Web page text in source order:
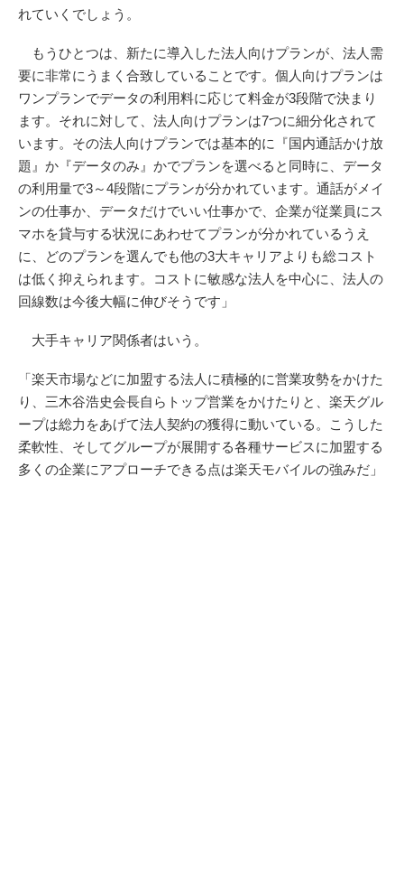
れていくでしょう。
もうひとつは、新たに導入した法人向けプランが、法人需
要に非常にうまく合致していることです。個人向けプランは
ワンプランでデータの利用料に応じて料金が3段階で決まり
ます。それに対して、法人向けプランは7つに細分化されて
います。その法人向けプランでは基本的に『国内通話かけ放
題』か『データのみ』かでプランを選べると同時に、データ
の利用量で3～4段階にプランが分かれています。通話がメイ
ンの仕事か、データだけでいい仕事かで、企業が従業員にス
マホを貸与する状況にあわせてプランが分かれているうえ
に、どのプランを選んでも他の3大キャリアよりも総コスト
は低く抑えられます。コストに敏感な法人を中心に、法人の
回線数は今後大幅に伸びそうです」
大手キャリア関係者はいう。
「楽天市場などに加盟する法人に積極的に営業攻勢をかけた
り、三木谷浩史会長自らトップ営業をかけたりと、楽天グル
ープは総力をあげて法人契約の獲得に動いている。こうした
柔軟性、そしてグループが展開する各種サービスに加盟する
多くの企業にアプローチできる点は楽天モバイルの強みだ」